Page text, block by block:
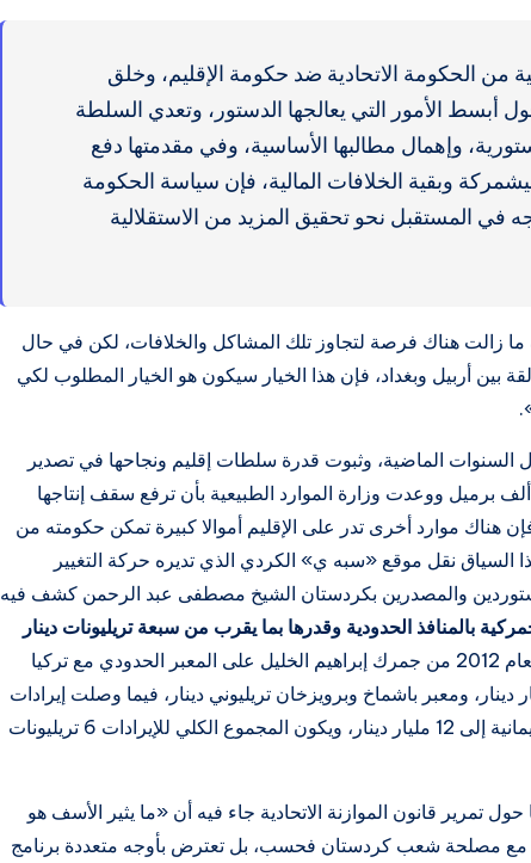
من الحكومة الاتحادية ضد حكومة الإقليم، وخلق
أبسط الأمور التي يعالجها الدستور، وتعدي السلطة
وإهمال مطالبها الأساسية، وفي مقدمتها دفع
وبقية الخلافات المالية، فإن سياسة الحكومة
في المستقبل نحو تحقيق المزيد من الاستقلالية
زالت هناك فرصة لتجاوز تلك المشاكل والخلافات، لكن في حال
أربيل وبغداد، فإن هذا الخيار سيكون هو الخيار المطلوب لكي
السنوات الماضية، وثبوت قدرة سلطات إقليم ونجاحها في تصدير
كميات كبيرة من النفط يوميا إلى الخارج، بواقع 150 ألف برميل ووعدت وزارة الموارد الطبيعية بأن ترفع سقف إنتاجها
إلى مليون برميل يوميا بحلول عام 2015 – فإن هناك موارد أخرى تدر على الإقليم أموالا كبيرة تمكن حكومته من
السياق نقل موقع «سبه ي» الكردي الذي تديره حركة التغيير
والمصدرين بكردستان الشيخ مصطفى عبد الرحمن كشف فيه
بالمنافذ الحدودية وقدرها بما يقرب من سبعة تريليونات دينار
. وقال رئيس الاتحاد «إن الإيرادات الجمركية لعام 2012 من جمرك إبراهيم الخليل على المعبر الحدودي مع تركيا
تريليونات دينار، ومعبر حاج عمران 329 مليار دينار، ومعبر باشماخ وبرويزخان تريليوني دينار، فيما وصلت إيرادات
مطار أربيل الدولي إلى 620 مليار دينار ومطار السليمانية إلى 12 مليار دينار، ويكون المجموع الكلي للإيرادات 6 تريليونات
تمرير قانون الموازنة الاتحادية جاء فيه أن «ما يثير الأسف هو
مع مصلحة شعب كردستان فحسب، بل تعترض بأوجه متعددة برنامج